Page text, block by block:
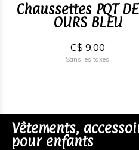
Chaussettes PQT
OURS BLEU
C$ 9,00
Sans les taxes
Vêtements,
pour enfants